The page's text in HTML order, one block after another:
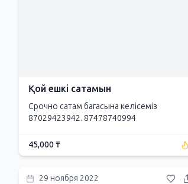
Қой ешкі сатамын
Срочно сатам багасына келісеміз
87029423942. 87478740994
45,000 ₸
29 ноября 2022